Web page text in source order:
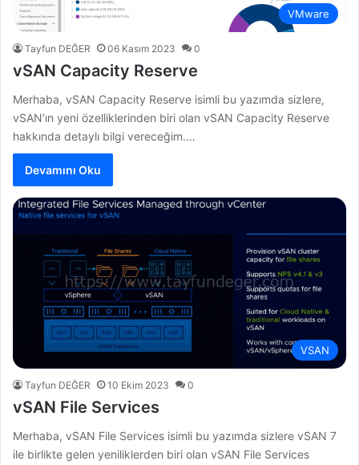
VMware
Tayfun DEĞER 06 Kasım 2023 0
vSAN Capacity Reserve
Merhaba, vSAN Capacity Reserve isimli bu yazımda sizlere,
vSAN’ın yeni özelliklerinden biri olan vSAN Capacity Reserve
hakkında detaylı bilgi vereceğim.…
Devamını Oku
VSAN
Tayfun DEĞER 10 Ekim 2023 0
vSAN File Services
Merhaba, vSAN File Services isimli bu yazımda sizlere vSAN 7
ile birlikte gelen yeniliklerden biri olan vSAN File Services